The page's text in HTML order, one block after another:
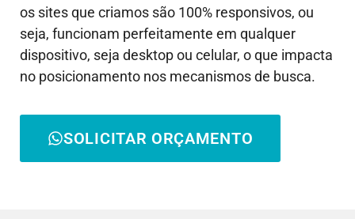
os sites que criamos são 100% responsivos, ou
seja, funcionam perfeitamente em qualquer
dispositivo, seja desktop ou celular, o que impacta
no posicionamento nos mecanismos de busca.
SOLICITAR ORÇAMENTO